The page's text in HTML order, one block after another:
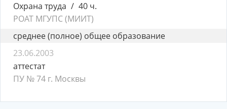
Охрана труда
40 ч.
РОАТ МГУПС (МИИТ)
среднее (полное) общее образование
23.06.2003
аттестат
ПУ № 74 г. Москвы